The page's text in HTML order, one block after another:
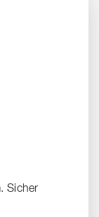
Sicher